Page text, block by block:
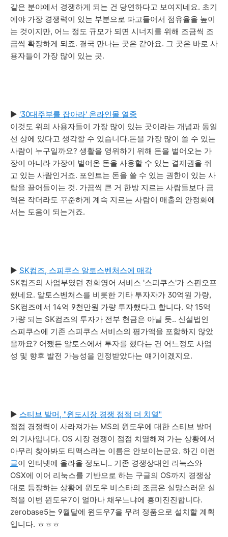
같은 분야에서 경쟁하게 되는 건 당연하다고 보여지네요. 초기
에야 가장 경쟁력이 있는 부분으로 파고들어서 점유율을 높이
는 것이지만, 어느 정도 규모가 되면 시너지를 위해 조금씩 조
금씩 확장하게 되죠. 결국 만나는 곳은 같아요. 그 곳은 바로 사
용자들이 가장 많이 있는 곳.
▶ '30대주부를 잡아라' 온라인몰 열중
이것도 위의 사용자들이 가장 많이 있는 곳이라는 개념과 동일
선 상에 있다고 생각할 수 있습니다.돈을 가장 많이 쓸 수 있는
사람이 누구일까요? 생활을 영위하기 위해 돈을 벌어오는 가
장이 아니라 가장이 벌어온 돈을 사용할 수 있는 결제권을 쥐
고 있는 사람인거죠. 포인트는 돈을 쓸 수 있는 권한이 있는 사
람을 끌어들이는 것. 가끔씩 큰 거 한방 지르는 사람들보다 금
액은 작더라도 꾸준하게 계속 지르는 사람이 매출의 안정화에
서는 도움이 되는거죠.
▶ SK컴즈, 스피쿠스 알토스벤처스에 매각
SK컴즈의 사업부였던 전화영어 서비스 '스피쿠스'가 스핀오프
했네요. 알토스벤처스를 비롯한 기타 투자자가 30억원 가량,
SK컴즈에서 14억 9천만원 가량 투자했다고 합니다. 약 15억
가량 되는 SK컴즈의 투자가 전부 현금은 아닐 듯.. 신설법인
스피쿠스에 기존 스피쿠스 서비스의 평가액을 포함하지 않았
을까요? 어쨌든 알토스에서 투자를 했다는 건 어느정도 사업
성 및 향후 발전 가능성을 인정받았다는 얘기이겠지요.
▶ 스티브 발머, "윈도시장 경쟁 점점 더 치열"
점점 경쟁력이 사라져가는 MS의 윈도우에 대한 스티브 발머
의 기사입니다. OS 시장 경쟁이 점점 치열해져 가는 상황에서
아무리 찾아봐도 티맥스라는 이름은 안보이는군요. 하긴 이런
글이 인터넷에 올라올 정도니.. 기존 경쟁상대인 리눅스와
OSX에 이어 리눅스를 기반으로 하는 구글의 OS까지 경쟁상
대로 등장하는 상황에 윈도우 비스타의 조금은 실망스러운 실
적을 이번 윈도우7이 얼마나 채우느냐에 흥미진진합니다.
zerobase5는 9월달에 윈도우7을 무려 정품으로 설치할 계획
입니다. ㅎㅎㅎ